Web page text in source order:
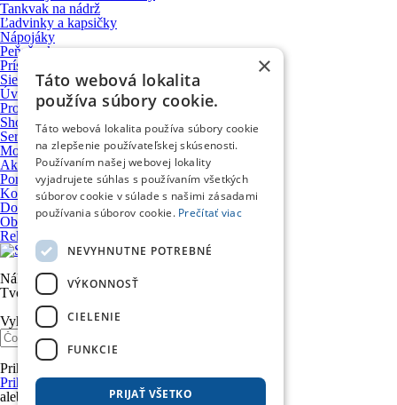
Tankvak na nádrž
Ľadvinky a kapsičky
Nápojáky
Peňaženky
Príslušenstvo a upevňovacie systémy
Sieťky, úpinky a prísavky
Úvod
Produkty
Showroom
Servis motocyklov
Motocykle VOGE
Ako nakupovať
Poradňa
Kontakt
Doprava a platba
Obchodné podmienky
Reklamačný poriadok
Nákupný košík
Tvoj nákupný košík je prázdny. Nie je to škoda?
Vyhľadávanie
Prihlásenie
Prihlásiť sa účtom Google
alebo
×
Táto webová lokalita
používa súbory cookie.
Táto webová lokalita používa súbory cookie
na zlepšenie používateľskej skúsenosti.
Používaním našej webovej lokality
vyjadrujete súhlas s používaním všetkých
súborov cookie v súlade s našimi zásadami
používania súborov cookie. Prečítať viac
NEVYHNUTNE POTREBNÉ
VÝKONNOSŤ
CIELENIE
FUNKCIE
PRIJAŤ VŠETKO